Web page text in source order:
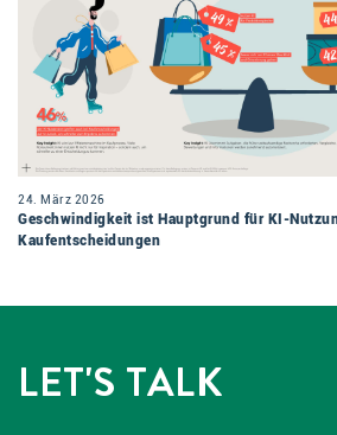
24. März 2026
Geschwindigkeit ist Hauptgrund für KI-
Kaufentscheidungen
LET'S TALK